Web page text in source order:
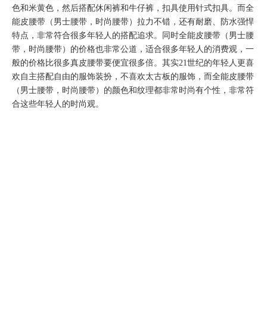
色和米黄色，然后搭配休闲裤和牛仔裤，扣具使用针式扣具。而全
能皮腰带（男士腰带，时尚腰带）拉力不错，还有耐磨、防水强悍
特点，非常符合很多年轻人的搭配追求。同时全能皮腰带（男士腰
带，时尚腰带）的价格也非常公道，适合很多年轻人的消费观，一
般的价格比很多真皮腰带要便宜很多倍。其实21世纪的年轻人更喜
欢自主搭配自由的服饰装扮，不喜欢太古板的服饰，而全能皮腰带
（男士腰带，时尚腰带）的颜色和纹理都非常时尚有个性，非常符
合这些年轻人的时尚观。